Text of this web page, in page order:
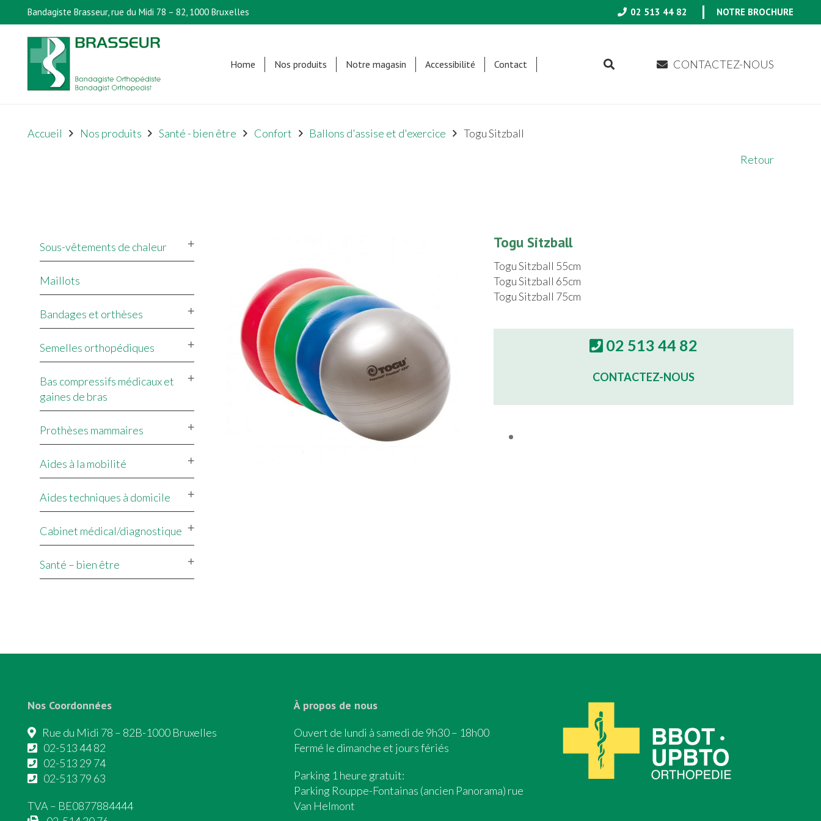
Bandagiste Brasseur, rue du Midi 78 – 82, 1000 Bruxelles 02 513 44 82 NOTRE BROCHURE
Home Nos produits Notre magasin Accessibilité Contact CONTACTEZ-NOUS
Accueil Nos produits Santé - bien être Confort Ballons d'assise et d'exercice
Togu Sitzball
Retour
Sous-vêtements de chaleur
Maillots
Bandages et orthèses
Semelles orthopédiques
Bas compressifs médicaux et
gaines de bras
Prothèses mammaires
Aides à la mobilité
Aides techniques à domicile
Cabinet médical/diagnostique
Santé – bien être
Togu Sitzball
Togu Sitzball 55cm
Togu Sitzball 65cm
Togu Sitzball 75cm
02 513 44 82
CONTACTEZ-NOUS
Nos Coordonnées
Rue du Midi 78 – 82B-1000 Bruxelles
02-513 44 82
02-513 29 74
02-513 79 63
TVA – BE0877884444
À propos de nous
Ouvert de lundi à samedi de 9h30 – 18h00
Fermé le dimanche et jours fériés
Parking 1 heure gratuit:
Parking Rouppe-Fontainas (ancien Panorama) rue
Van Helmont